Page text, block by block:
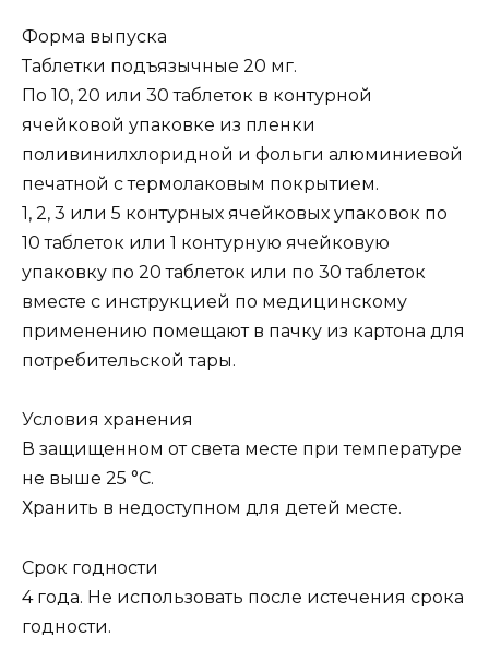
Форма выпуска
Таблетки подъязычные 20 мг.
По 10, 20 или 30 таблеток в контурной
ячейковой упаковке из пленки
поливинилхлоридной и фольги алюминиевой
печатной с термолаковым покрытием.
1, 2, 3 или 5 контурных ячейковых упаковок по
10 таблеток или 1 контурную ячейковую
упаковку по 20 таблеток или по 30 таблеток
вместе с инструкцией по медицинскому
применению помещают в пачку из картона для
потребительской тары.
Условия хранения
В защищенном от света месте при температуре
не выше 25 °C.
Хранить в недоступном для детей месте.
Срок годности
4 года. Не использовать после истечения срока
годности.